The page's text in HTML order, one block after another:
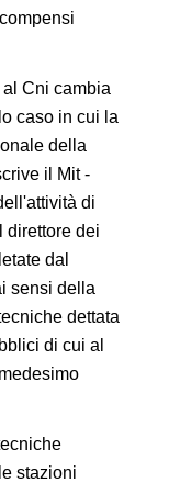
Cni cambia
caso in cui la
della
il Mit -
di
direttore dei
dal
sensi della
dettata
di cui al
stazioni